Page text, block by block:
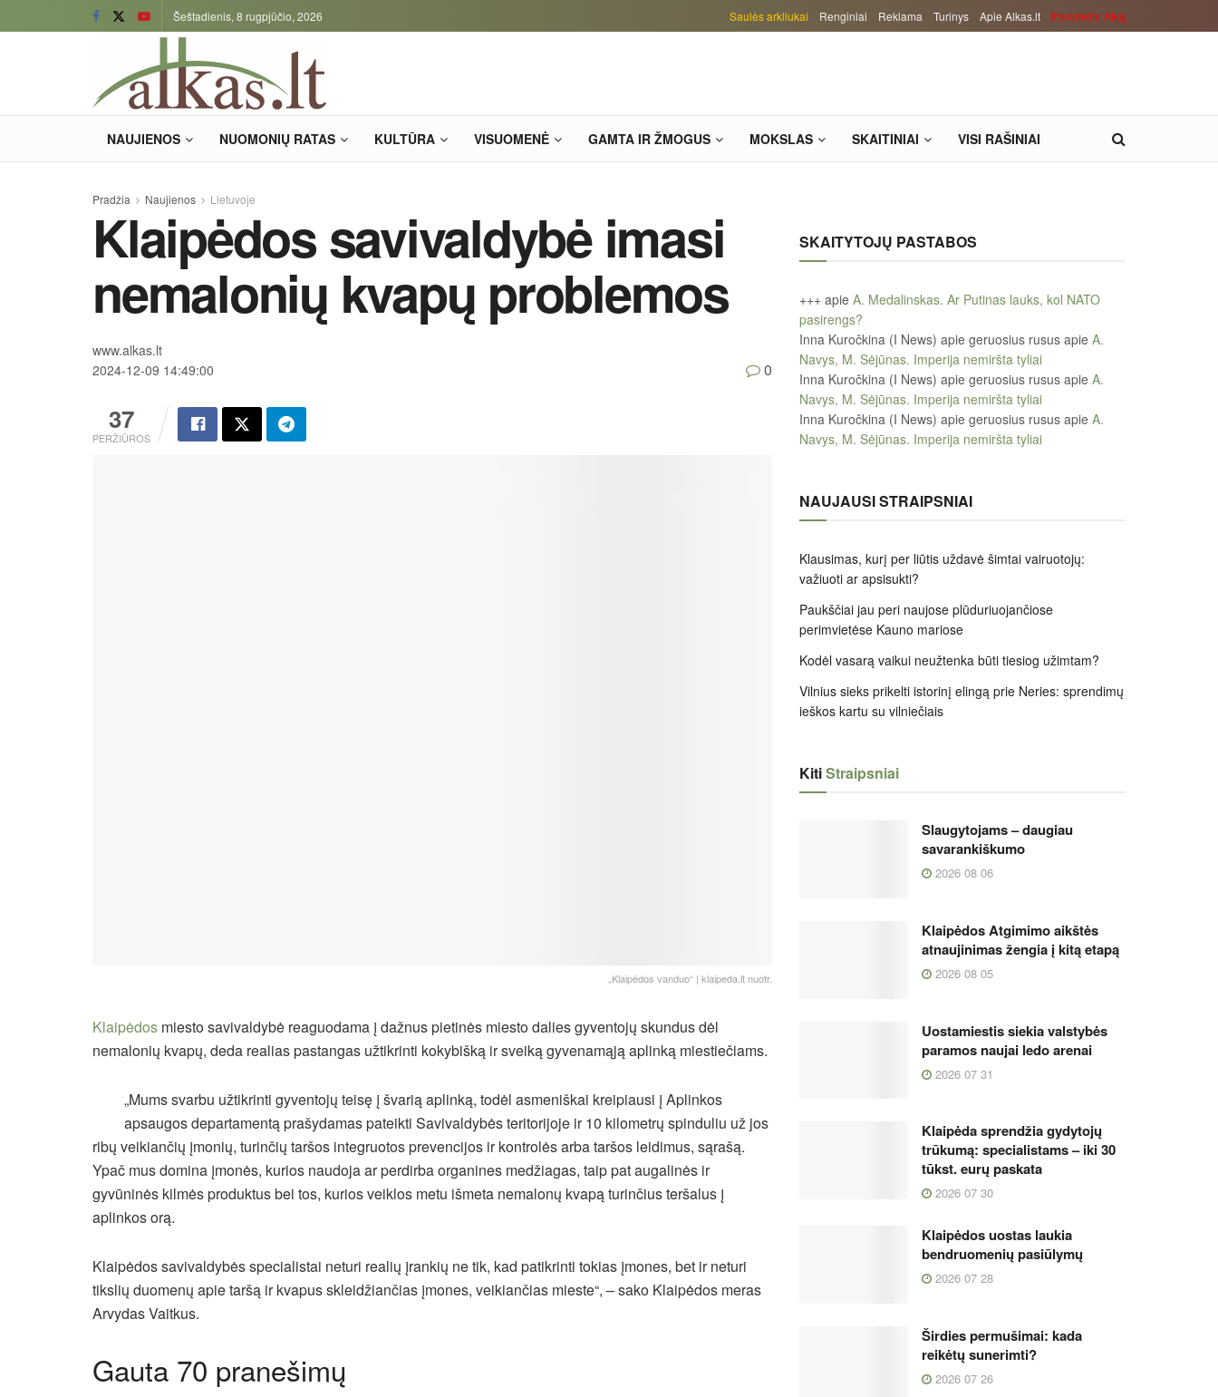
Šeštadienis, 8 rugpjūčio, 2026 Saulės arkliukai Renginiai Reklama Turinys Apie Alkas.lt Paremkite Alką
NAUJIENOS NUOMONIŲ RATAS KULTŪRA VISUOMENĖ GAMTA IR ŽMOGUS MOKSLAS SKAITINIAI VISI RAŠINIAI
Pradžia Naujienos Lietuvoje
Klaipėdos savivaldybė imasi
nemalonių kvapų problemos
www.alkas.lt
2024-12-09 14:49:00
37
PERŽIŪROS
0
„Klaipėdos vanduo“ | klaipeda.lt nuotr.
Klaipėdos miesto savivaldybė reaguodama į dažnus pietinės miesto dalies gyventojų skundus dėl
nemalonių kvapų, deda realias pastangas užtikrinti kokybišką ir sveiką gyvenamąją aplinką miestiečiams.
„Mums svarbu užtikrinti gyventojų teisę į švarią aplinką, todėl asmeniškai kreipiausi į Aplinkos
apsaugos departamentą prašydamas pateikti Savivaldybės teritorijoje ir 10 kilometrų spinduliu už jos
ribų veikiančių įmonių, turinčių taršos integruotos prevencijos ir kontrolės arba taršos leidimus, sąrašą.
Ypač mus domina įmonės, kurios naudoja ar perdirba organines medžiagas, taip pat augalinės ir
gyvūninės kilmės produktus bei tos, kurios veiklos metu išmeta nemalonų kvapą turinčius teršalus į
aplinkos orą.
Klaipėdos savivaldybės specialistai neturi realių įrankių ne tik, kad patikrinti tokias įmones, bet ir neturi
tikslių duomenų apie taršą ir kvapus skleidžiančias įmones, veikiančias mieste“, – sako Klaipėdos meras
Arvydas Vaitkus.
Gauta 70 pranešimų
SKAITYTOJŲ PASTABOS
+++ apie A. Medalinskas. Ar Putinas lauks, kol NATO
pasirengs?
Inna Kuročkina (I News) apie geruosius rusus apie A.
Navys, M. Sėjūnas. Imperija nemiršta tyliai
Inna Kuročkina (I News) apie geruosius rusus apie A.
Navys, M. Sėjūnas. Imperija nemiršta tyliai
Inna Kuročkina (I News) apie geruosius rusus apie A.
Navys, M. Sėjūnas. Imperija nemiršta tyliai
NAUJAUSI STRAIPSNIAI
Klausimas, kurį per liūtis uždavė šimtai vairuotojų:
važiuoti ar apsisukti?
Paukščiai jau peri naujose plūduriuojančiose
perimvietėse Kauno mariose
Kodėl vasarą vaikui neužtenka būti tiesiog užimtam?
Vilnius sieks prikelti istorinį elingą prie Neries: sprendimų
ieškos kartu su vilniečiais
KitiStraipsniai
Slaugytojams – daugiau
savarankiškumo
2026 08 06
Klaipėdos Atgimimo aikštės
atnaujinimas žengia į kitą etapą
2026 08 05
Uostamiestis siekia valstybės
paramos naujai ledo arenai
2026 07 31
Klaipėda sprendžia gydytojų
trūkumą: specialistams – iki 30
tūkst. eurų paskata
2026 07 30
Klaipėdos uostas laukia
bendruomenių pasiūlymų
2026 07 28
Širdies permušimai: kada
reikėtų sunerimti?
2026 07 26